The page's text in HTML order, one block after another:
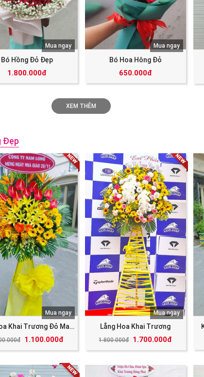
Bó Hồng Đỏ Đẹp
1.800.000đ
Mua ngay
Bó Hoa Hông Đỏ
650.000đ
Mua ngay
XEM THÊM
Đẹp
Mẫu Hoa Khai Trương Đỏ May Mắn Tài Lộc
1.100.000đ
Mua ngay
Lẵng Hoa Khai Trương
1.800.000đ 1.700.000đ
Mua ngay